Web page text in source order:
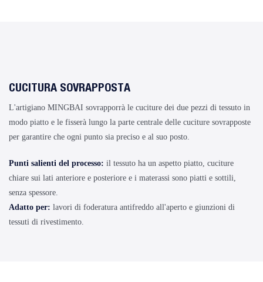
CUCITURA SOVRAPPOSTA
L'artigiano MINGBAI sovrapporrà le cuciture dei due pezzi di tessuto in
modo piatto e le fisserà lungo la parte centrale delle cuciture sovrapposte
per garantire che ogni punto sia preciso e al suo posto.
Punti salienti del processo: il tessuto ha un aspetto piatto, cuciture
chiare sui lati anteriore e posteriore e i materassi sono piatti e sottili,
senza spessore.
Adatto per: lavori di foderatura antifreddo all'aperto e giunzioni di
tessuti di rivestimento.